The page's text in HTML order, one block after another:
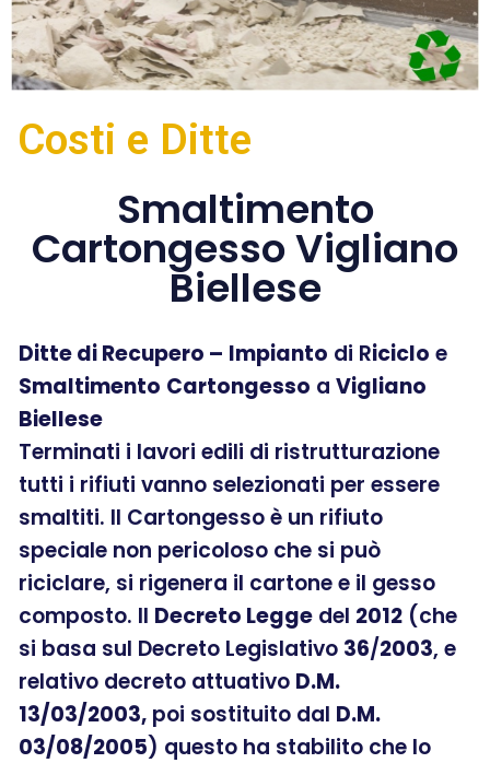
Costi e Ditte
Smaltimento
Cartongesso Vigliano
Biellese
Ditte di Recupero – Impianto di Riciclo e
Smaltimento Cartongesso a Vigliano
Biellese
Terminati i lavori edili di ristrutturazione
tutti i rifiuti vanno selezionati per essere
smaltiti. Il Cartongesso è un rifiuto
speciale non pericoloso che si può
riciclare, si rigenera il cartone e il gesso
composto. Il Decreto Legge del 2012 (che
si basa sul Decreto Legislativo 36/2003, e
relativo decreto attuativo D.M.
13/03/2003, poi sostituito dal D.M.
03/08/2005) questo ha stabilito che lo